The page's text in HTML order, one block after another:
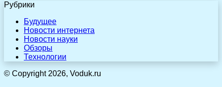
Рубрики
Будущее
Новости интернета
Новости науки
Обзоры
Технологии
© Copyright 2026, Voduk.ru